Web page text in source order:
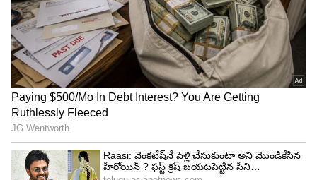
వృషభ రాశి ఫలాలు
వృషభ రాశివారికి ఈ వారం స్థిరత్వం పెరుగుతుంది.
దీర్ఘకాలంగా ఎదురుచూస్తున్న పనుల్లో పురోగతి కనిపిస్తుంది.
ఉద్యోగంలో కొత్త అవకాశాలు రావచ్చు లేదా బాధ్యతలు
పెరగవచ్చు. వ్యాపారులకు నెమ్మదిగా లాభాలు పెరుగుతాయి.
ఆర్థిక పరిస్థితి బలపడే సూచనలు ఉన్నాయి. కుటుంబంలో
ఎలాంటి సమస్యలు ఉండవు. ఈ వారం మీరు తీసుకునే